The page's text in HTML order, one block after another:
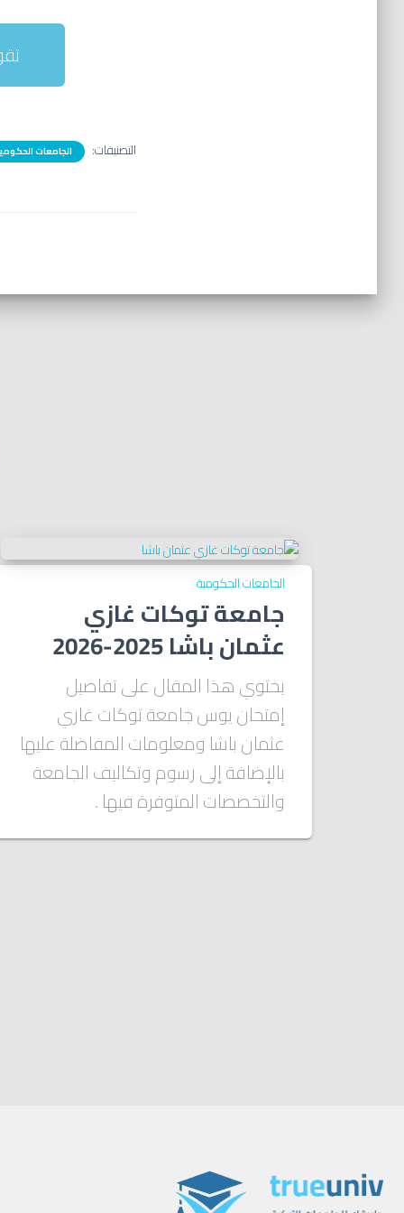
التصنيفات: الجامعات
الجامعات الحكومية
جامعة توكات غازي
عثمان باشا 2025-2026
يحتوي هذا المقال على تفاصيل
إمتحان يوس جامعة توكات غازي
عثمان باشا ومعلومات المفاضلة عليها
بالإضافة إلى رسوم وتكاليف الجامعة
والتخصصات المتوفرة فيها .